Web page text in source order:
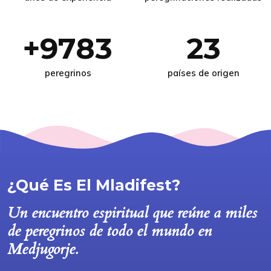
+9783
peregrinos
23
países de origen
¿Qué Es El Mladifest?
Un encuentro espiritual que reúne a miles
de peregrinos de todo el mundo en
Medjugorje.